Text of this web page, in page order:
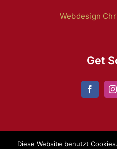
Webdesign
Get
Diese Website benutzt